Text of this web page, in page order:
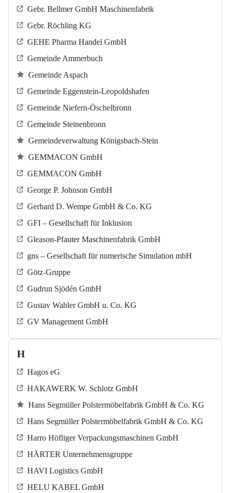
Gebr. Bellmer GmbH Maschinenfabrik
Gebr. Röchling KG
GEHE Pharma Handel GmbH
Gemeinde Ammerbuch
Gemeinde Aspach
Gemeinde Eggenstein-Leopoldshafen
Gemeinde Niefern-Öschelbronn
Gemeinde Steinenbronn
Gemeindeverwaltung Königsbach-Stein
GEMMACON GmbH
GEMMACON GmbH
George P. Johnson GmbH
Gerhard D. Wempe GmbH & Co. KG
GFI – Gesellschaft für Inklusion
Gleason-Pfauter Maschinenfabrik GmbH
gns – Gesellschaft für numerische Simulation mbH
Götz-Gruppe
Gudrun Sjödén GmbH
Gustav Wahler GmbH u. Co. KG
GV Management GmbH
H
Hagos eG
HAKAWERK W. Schlotz GmbH
Hans Segmüller Polstermöbelfabrik GmbH & Co. KG
Hans Segmüller Polstermöbelfabrik GmbH & Co. KG
Harro Höfliger Verpackungsmaschinen GmbH
HÄRTER Unternehmensgruppe
HAVI Logistics GmbH
HELU KABEL GmbH